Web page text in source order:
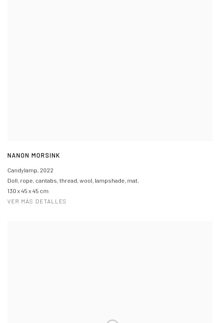
NANON MORSINK
Candylamp, 2022
Doll, rope, cantabs, thread, wool, lampshade, mat.
130 x 45 x 45 cm
VER MÁS DETALLES